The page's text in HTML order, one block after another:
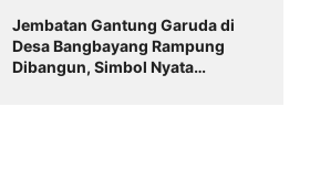
Jembatan Gantung Garuda di
Desa Bangbayang Rampung
Dibangun, Simbol Nyata